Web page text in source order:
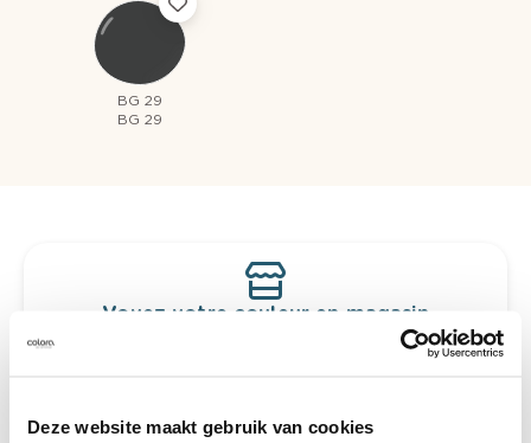
Deze website maakt gebruik van cookies
BG 29
BG 29
Voyez votre couleur en magasin
Découvrez des échantillons de votre
votre couleur.